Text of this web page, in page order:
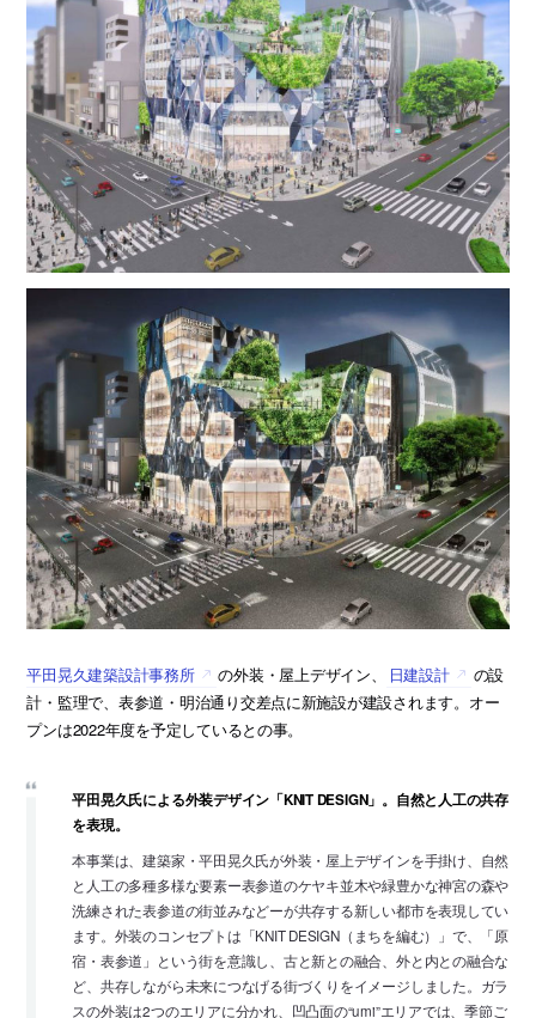
平田晃久建築設計事務所 の外装・屋上デザイン、 日建設計
の設
計・監理で、表参道・明治通り交差点に新施設が建設されます。オー
プンは2022年度を予定しているとの事。
平田晃久氏による外装デザイン「KNIT DESIGN」。自然と人工の共存
を表現。
本事業は、建築家・平田晃久氏が外装・屋上デザインを手掛け、自然
と人工の多種多様な要素ー表参道のケヤキ並木や緑豊かな神宮の森や
洗練された表参道の街並みなどーが共存する新しい都市を表現してい
ます。外装のコンセプトは「KNIT DESIGN（まちを編む）」で、「原
宿・表参道」という街を意識し、古と新との融合、外と内との融合な
ど、共存しながら未来につなげる街づくりをイメージしました。ガラ
スの外装は2つのエリアに分かれ、凹凸面の“umi”エリアでは、季節ご